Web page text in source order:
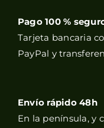
Pago 100 %
Tarjeta bancaria
PayPal y
Envío rápido 48h
En la península, y